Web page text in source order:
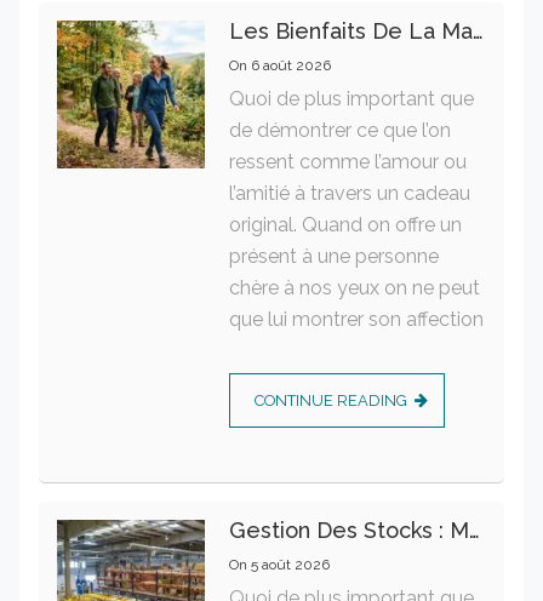
Les Bienfaits De La Marche Sur La Santé Physique Et Mentale
On 6 août 2026
Quoi de plus important que
de démontrer ce que l’on
ressent comme l’amour ou
l’amitié à travers un cadeau
original. Quand on offre un
présent à une personne
chère à nos yeux on ne peut
que lui montrer son affection
CONTINUE READING
Gestion Des Stocks : Meilleures Pratiques Intralogistiques
On 5 août 2026